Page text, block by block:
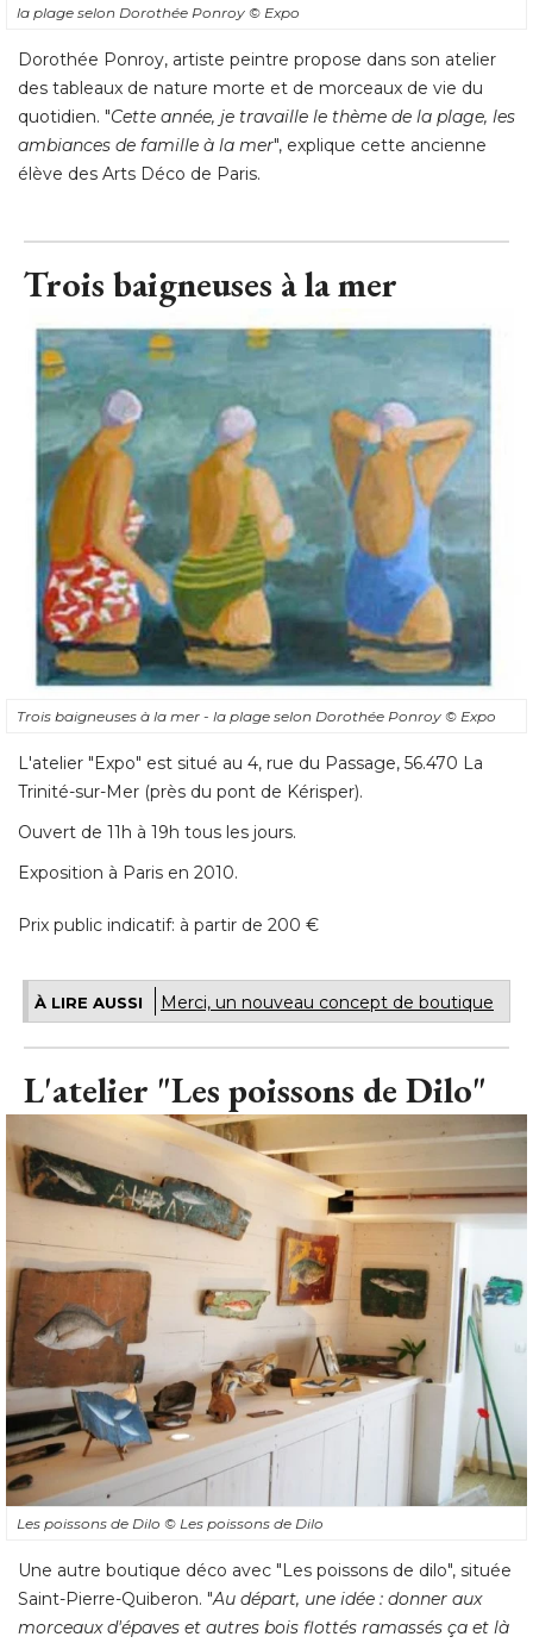
la plage selon Dorothée Ponroy © Expo
Dorothée Ponroy, artiste peintre propose dans son atelier
des tableaux de nature morte et de morceaux de vie du
quotidien. "Cette année, je travaille le thème de la plage, les
ambiances de famille à la mer", explique cette ancienne
élève des Arts Déco de Paris.
Trois baigneuses à la mer
Trois baigneuses à la mer - la plage selon Dorothée Ponroy © Expo
L'atelier "Expo" est situé au 4, rue du Passage, 56.470 La
Trinité-sur-Mer (près du pont de Kérisper).
Ouvert de 11h à 19h tous les jours.
Exposition à Paris en 2010.
Prix public indicatif: à partir de 200 €
À LIRE AUSSI Merci, un nouveau concept de boutique
L'atelier "Les poissons de Dilo"
Les poissons de Dilo © Les poissons de Dilo
Une autre boutique déco avec "Les poissons de dilo", située
Saint-Pierre-Quiberon. "Au départ, une idée : donner aux
morceaux d'épaves et autres bois flottés ramassés ça et là